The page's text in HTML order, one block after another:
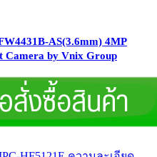
AS(3.6mm) 4MP
Camera by Vnix Group